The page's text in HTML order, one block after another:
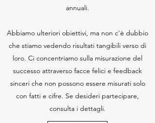
annuali.
Abbiamo ulteriori obiettivi, ma non c'è dubbio
che stiamo vedendo risultati tangibili verso di
loro. Ci concentriamo sulla misurazione del
successo attraverso facce felici e feedback
sinceri che non possono essere misurati solo
con fatti e cifre. Se desideri partecipare,
consulta i dettagli.